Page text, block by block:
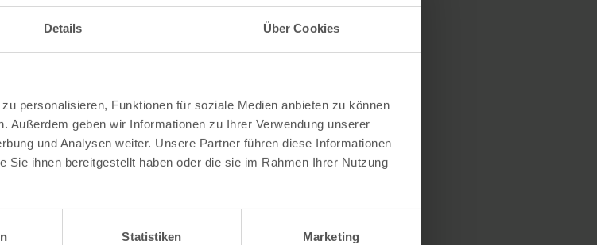
Details Über Cookies
personalisieren, Funktionen für soziale Medien anbieten zu können
Außerdem geben wir Informationen zu Ihrer Verwendung unserer
und Analysen weiter. Unsere Partner führen diese Informationen
Sie ihnen bereitgestellt haben oder die sie im Rahmen Ihrer Nutzung
Statistiken Marketing